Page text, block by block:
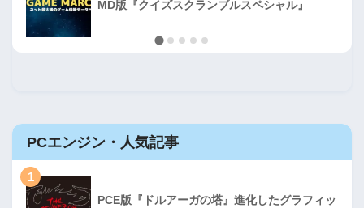
MD版『クイズスクランブルスペシャル』
PCエンジン・人気記事
1
PCE版『ドルアーガの塔』進化したグラフィッ